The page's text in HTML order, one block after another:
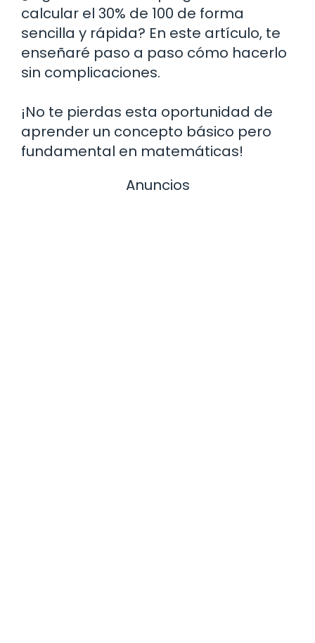
calcular el 30% de 100 de forma
sencilla y rápida? En este artículo, te
enseñaré paso a paso cómo hacerlo
sin complicaciones.
¡No te pierdas esta oportunidad de
aprender un concepto básico pero
fundamental en matemáticas!
Anuncios